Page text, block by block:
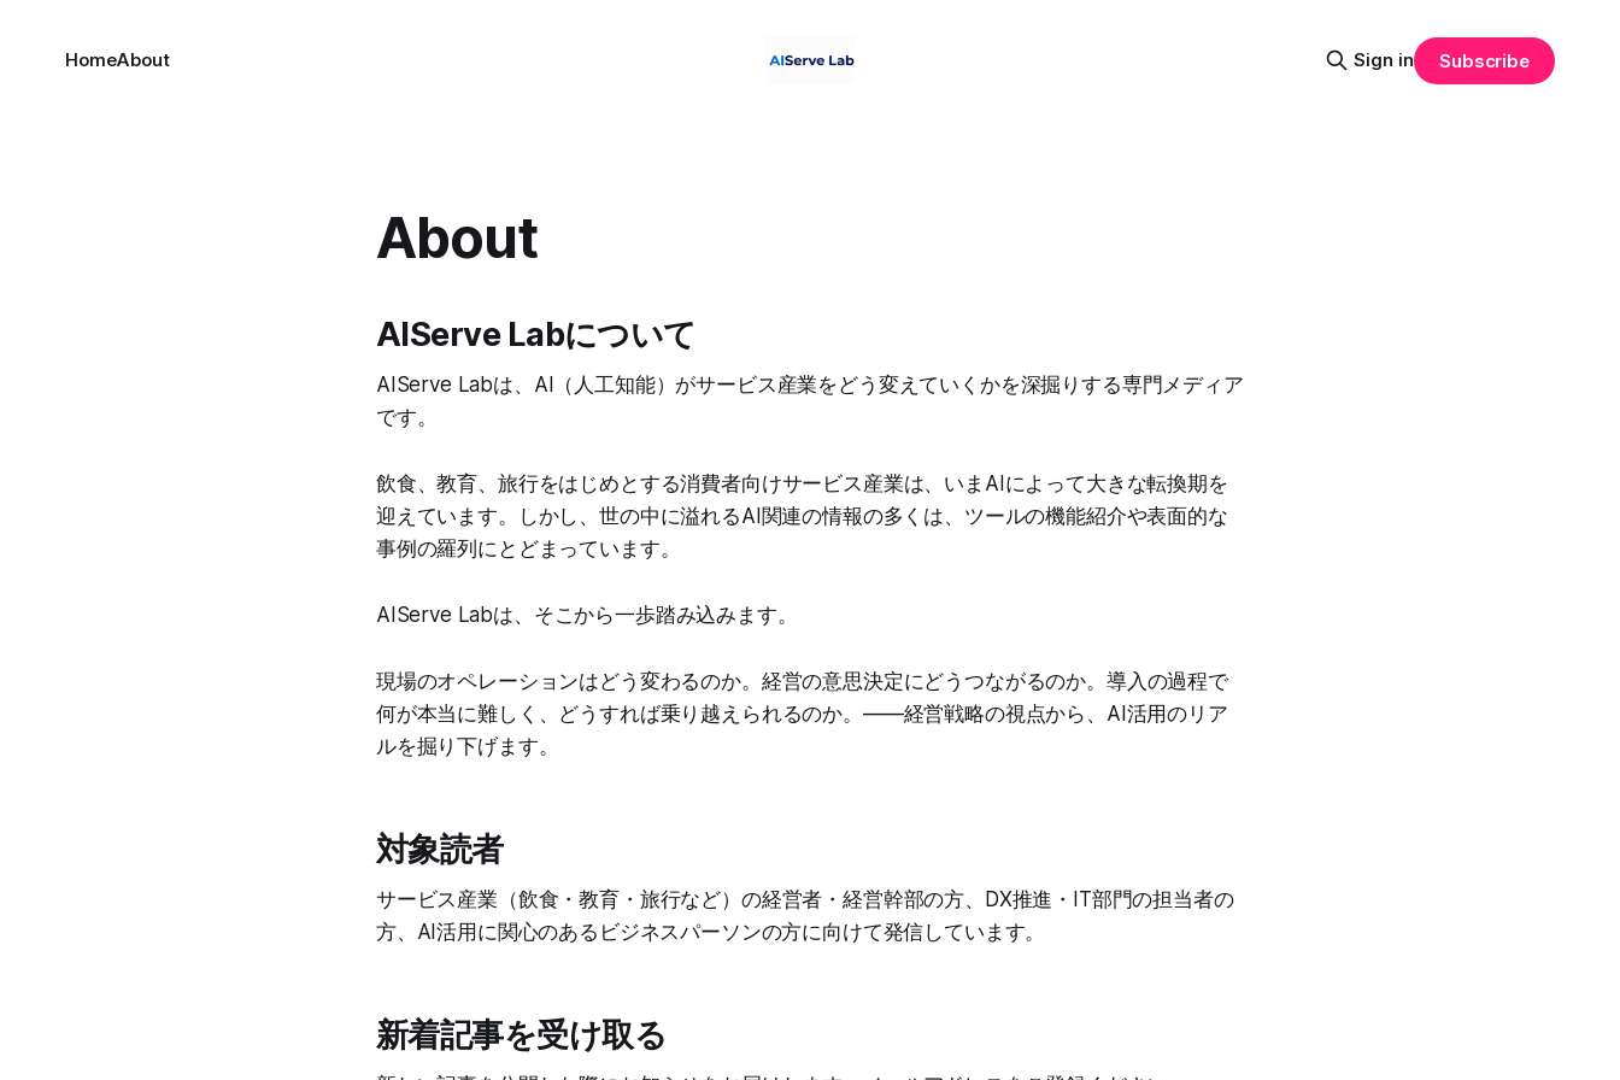
HomeAbout Sign in Subscribe
About
AIServe Labについて
AIServe Labは、AI（人工知能）がサービス産業をどう変えていくかを深掘りする専門メディア
です。
飲食、教育、旅行をはじめとする消費者向けサービス産業は、いまAIによって大きな転換期を
迎えています。しかし、世の中に溢れるAI関連の情報の多くは、ツールの機能紹介や表面的な
事例の羅列にとどまっています。
AIServe Labは、そこから一歩踏み込みます。
現場のオペレーションはどう変わるのか。経営の意思決定にどうつながるのか。導入の過程で
何が本当に難しく、どうすれば乗り越えられるのか。——経営戦略の視点から、AI活用のリア
ルを掘り下げます。
対象読者
サービス産業（飲食・教育・旅行など）の経営者・経営幹部の方、DX推進・IT部門の担当者の
方、AI活用に関心のあるビジネスパーソンの方に向けて発信しています。
新着記事を受け取る